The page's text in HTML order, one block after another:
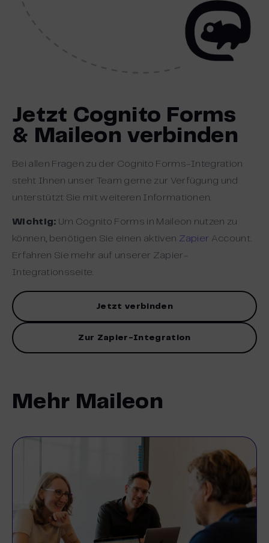
Jetzt Cognito Forms
& Maileon verbinden
Bei allen Fragen zu der Cognito Forms-Integration
steht Ihnen unser Team gerne zur Verfügung und
unterstützt Sie mit weiteren Informationen.
Wichtig: Um Cognito Forms in Maileon nutzen zu
können, benötigen Sie einen aktiven Zapier Account.
Erfahren Sie mehr auf unserer Zapier-
Integrationsseite.
Jetzt verbinden
Zur Zapier-Integration
Mehr Maileon